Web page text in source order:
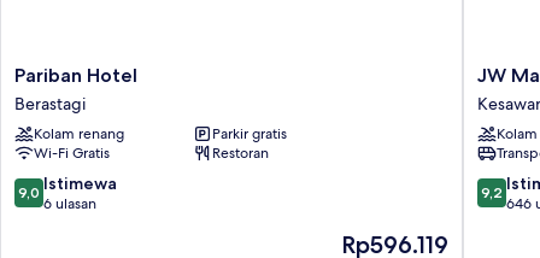
Pariban
Hotel
Berastagi
Pariban Hotel
Berastagi
Kolam renang
Parkir gratis
Wi-Fi Gratis
Restoran
9.0
dari
9,0 Istimewa
6 ulasan
Harga
Rp596.119
JW
Marriott
Hotel
Medan
JW
9.2
dari
9,2
646